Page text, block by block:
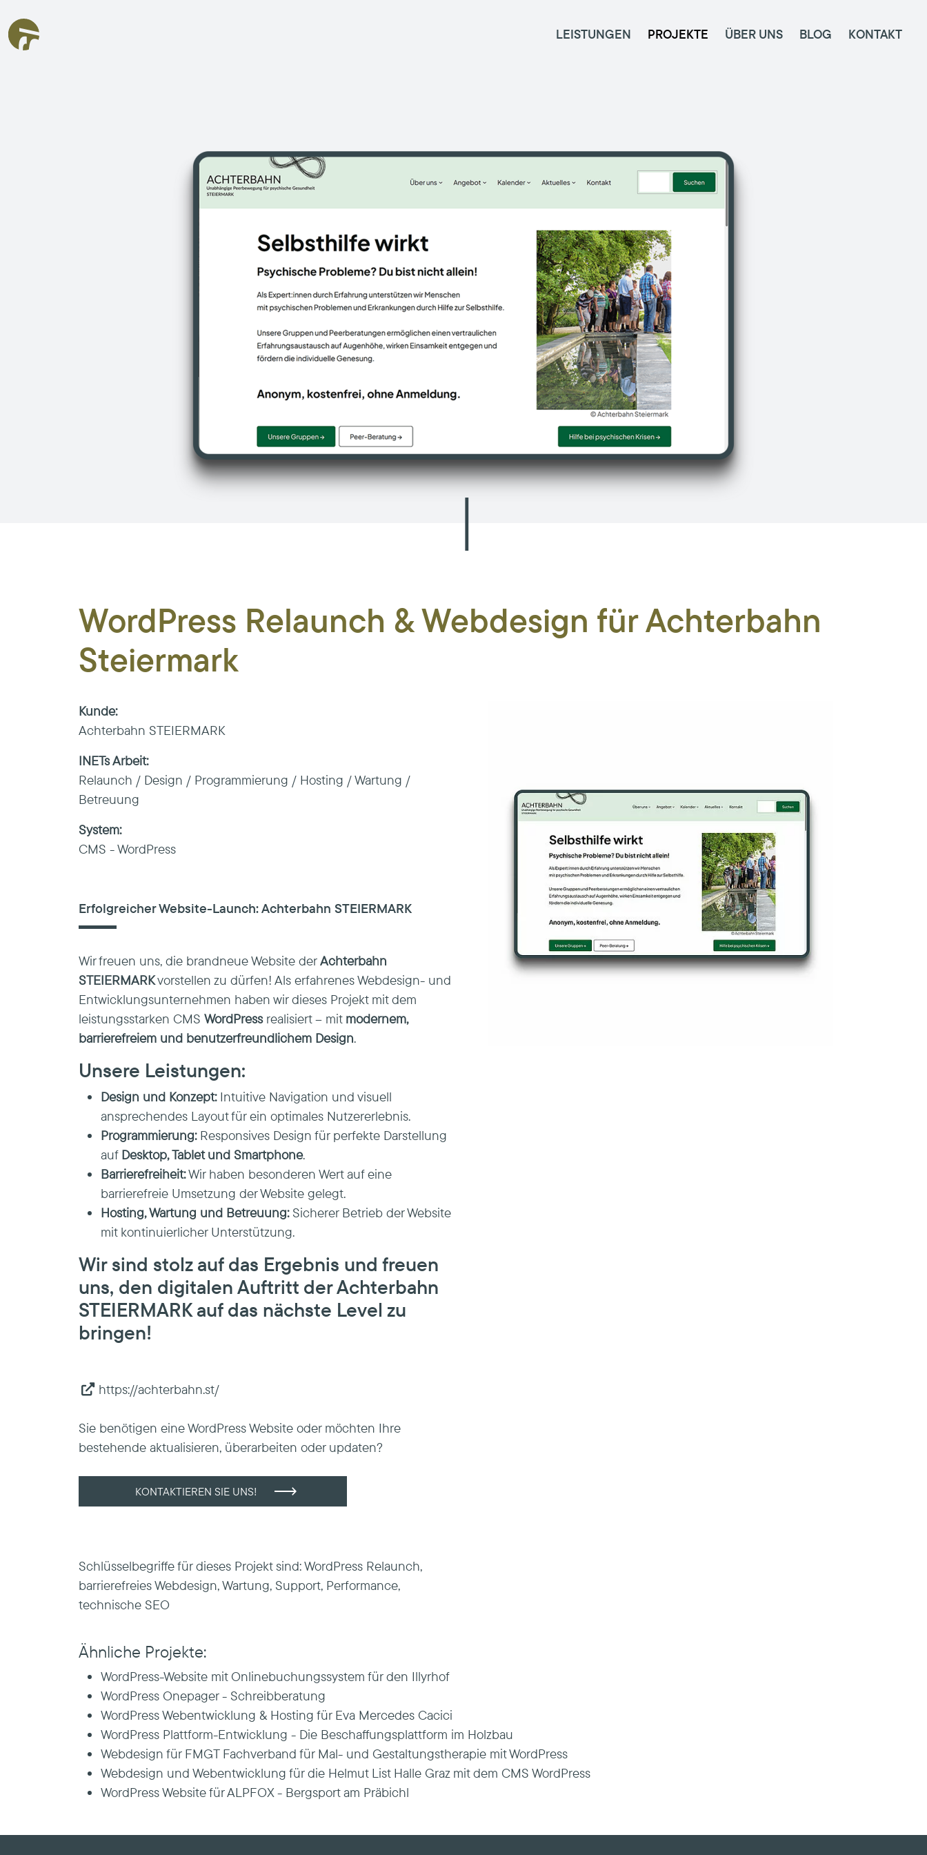
LEISTUNGEN PROJEKTE ÜBER UNS BLOG KONTAKT
WordPress Relaunch & Webdesign für Achterbahn
Steiermark
Kunde:
Achterbahn STEIERMARK
INETs Arbeit:
Relaunch / Design / Programmierung / Hosting / Wartung /
Betreuung
System:
CMS - WordPress
Erfolgreicher Website-Launch: Achterbahn STEIERMARK
Wir freuen uns, die brandneue Website derAchterbahn
STEIERMARKvorstellen zu dürfen! Als erfahrenes Webdesign- und
Entwicklungsunternehmen haben wir dieses Projekt mit dem
leistungsstarken CMS WordPressrealisiert – mit modernem,
barrierefreiem und benutzerfreundlichem Design.
Unsere Leistungen:
Design und Konzept:Intuitive Navigation und visuell
ansprechendes Layout für ein optimales Nutzererlebnis.
Programmierung:Responsives Design für perfekte Darstellung
auf Desktop, Tablet und Smartphone.
Barrierefreiheit:Wir haben besonderen Wert auf eine
barrierefreie Umsetzung der Website gelegt.
Hosting, Wartung und Betreuung:Sicherer Betrieb der Website
mit kontinuierlicher Unterstützung.
Wir sind stolz auf das Ergebnis und freuen
uns, den digitalen Auftritt der Achterbahn
STEIERMARK auf das nächste Level zu
bringen!
https://achterbahn.st/
Sie benötigen eine WordPress Website oder möchten Ihre
bestehende aktualisieren, überarbeiten oder updaten?
KONTAKTIEREN SIE UNS!
Schlüsselbegriffe für dieses Projekt sind: WordPress Relaunch,
barrierefreies Webdesign, Wartung, Support, Performance,
technische SEO
Ähnliche Projekte:
WordPress-Website mit Onlinebuchungssystem für den Illyrhof
WordPress Onepager - Schreibberatung
WordPress Webentwicklung & Hosting für Eva Mercedes Cacici
WordPress Plattform-Entwicklung - Die Beschaffungsplattform im Holzbau
Webdesign für FMGT Fachverband für Mal- und Gestaltungstherapie mit WordPress
Webdesign und Webentwicklung für die Helmut List Halle Graz mit dem CMS WordPress
WordPress Website für ALPFOX - Bergsport am Präbichl